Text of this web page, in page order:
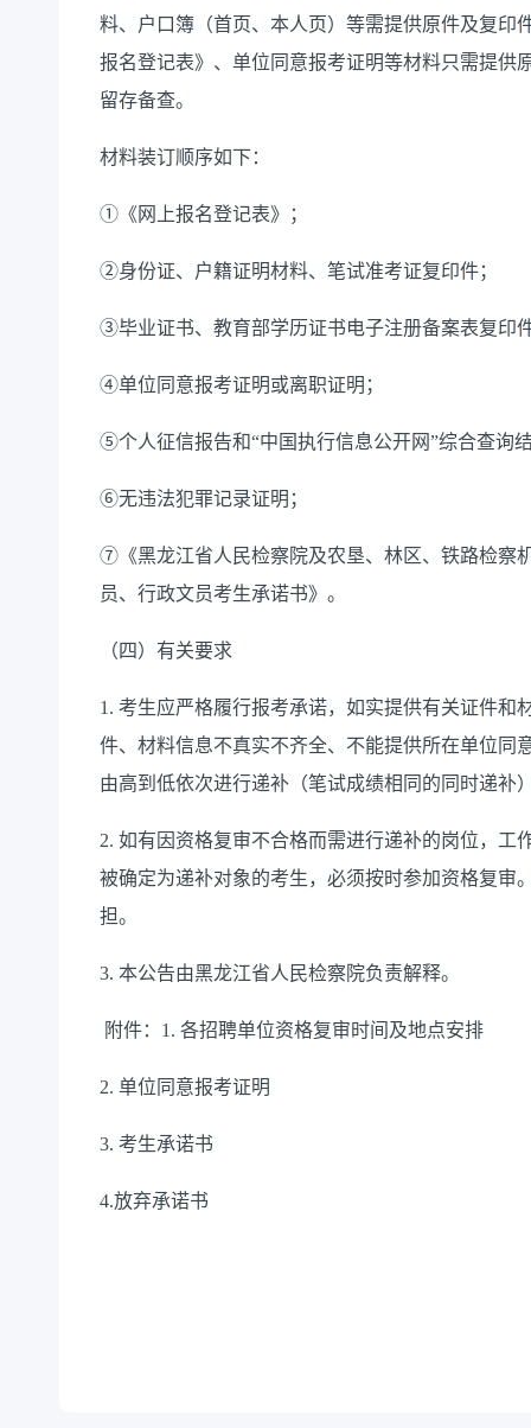
料、户口簿（首页、本人页）等需提供原件及复印
报名登记表》、单位同意报考证明等材料只需提供
留存备查。
材料装订顺序如下：
①《网上报名登记表》；
②身份证、户籍证明材料、笔试准考证复印件；
③毕业证书、教育部学历证书电子注册备案表复印
④单位同意报考证明或离职证明；
⑤个人征信报告和“中国执行信息公开网”综合查询
⑥无违法犯罪记录证明；
⑦《黑龙江省人民检察院及农垦、林区、铁路检察
员、行政文员考生承诺书》。
（四）有关要求
1. 考生应严格履行报考承诺，如实提供有关证件
件、材料信息不真实不齐全、不能提供所在单位同
由高到低依次进行递补（笔试成绩相同的同时递补
2. 如有因资格复审不合格而需进行递补的岗位，
被确定为递补对象的考生，必须按时参加资格复审
担。
3. 本公告由黑龙江省人民检察院负责解释。
附件：1. 各招聘单位资格复审时间及地点安排
2. 单位同意报考证明
3. 考生承诺书
4.放弃承诺书